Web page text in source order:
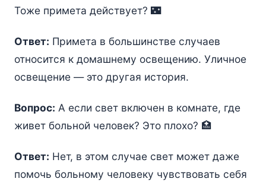
Тоже примета действует? 🌃
Ответ: Примета в большинстве случаев
относится к домашнему освещению. Уличное
освещение — это другая история.
Вопрос: А если свет включен в комнате, где
живет больной человек? Это плохо? 🏥
Ответ: Нет, в этом случае свет может даже
помочь больному человеку чувствовать себя